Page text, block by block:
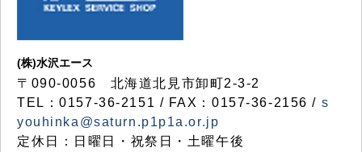
(株)水沢エース
〒090-0056 北海道北見市卸町2-3-2
TEL：0157-36-2151 / FAX：0157-36-2156 / s
youhinka@saturn.p1p1a.or.jp
定休日：日曜日・祝祭日・土曜午後